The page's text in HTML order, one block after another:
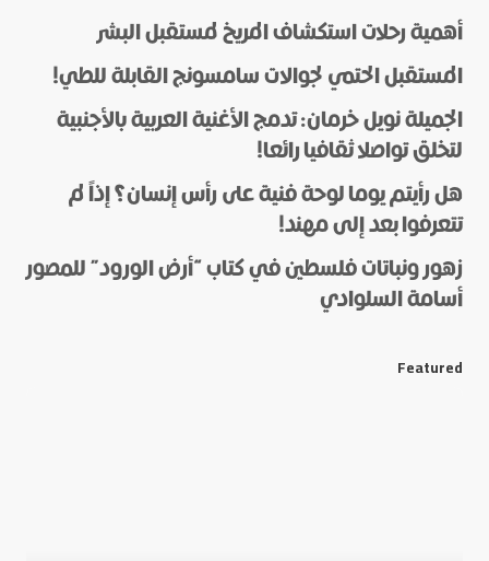
Name
*
E-mail
*
أهمية رحلات استكشاف المريخ لمستقبل البشر
المستقبل الحتمي لجوالات سامسونج القابلة للطي!
الجميلة نويل خرمان: تدمج الأغنية العربية بالأجنبية
لتخلق تواصلا ثقافيا رائعا!
هل رأيتم يوما لوحة فنية على رأس إنسان؟ إذاً لم
تتعرفوا بعد إلى مهند!
زهور ونباتات فلسطين في كتاب “أرض الورود” للمصور
أسامة السلوادي
Featured